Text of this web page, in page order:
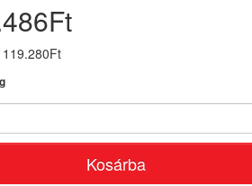
Kosárba